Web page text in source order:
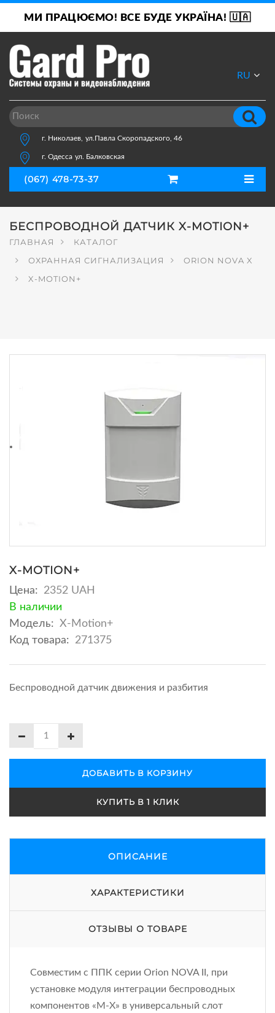
МИ ПРАЦЮЄМО! ВСЕ БУДЕ УКРАЇНА! 🇺🇦
г. Николаев, ул.Павла Скоропадского, 46
г. Одесса ул. Балковская
RU
UA
(067) 478-73-37
БЕСПРОВОДНОЙ ДАТЧИК X-MOTION+
ГЛАВНАЯ
КАТАЛОГ
ОХРАННАЯ СИГНАЛИЗАЦИЯ
ORION NOVA X
X-MOTION+
X-MOTION+
Цена:
2352 UAH
В наличии
Модель: X-Motion+
Код товара:
271375
Беспроводной датчик движения и разбития
ДОБАВИТЬ В КОРЗИНУ
КУПИТЬ В 1 КЛИК
ОПИСАНИЕ
ХАРАКТЕРИСТИКИ
ОТЗЫВЫ О ТОВАРЕ
Совместим с ППК серии Orion NOVA II, при
установке модуля интеграции беспроводных
компонентов «M-X» в универсальный слот